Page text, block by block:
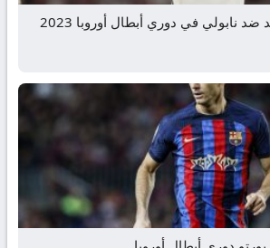
ضد نابولي في دوري أبطال أوروبا 2023